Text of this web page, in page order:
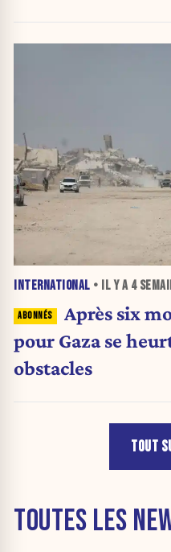
INTERNATIONAL • IL Y A 4
Après six
pour Gaza se
obstacles
TOUT
TOUTES LES